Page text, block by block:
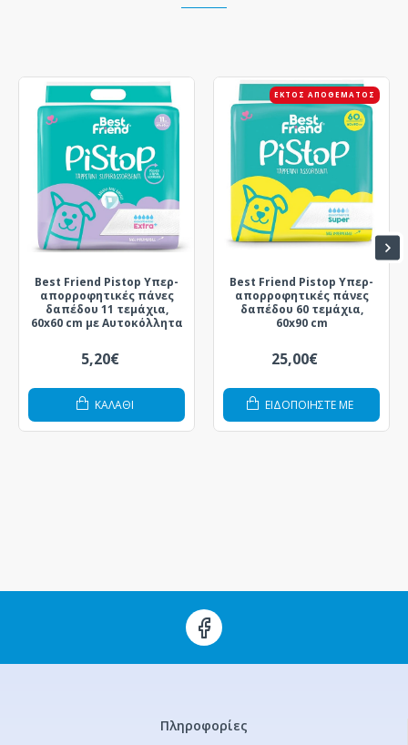
Best Friend Pistop Υπερ-
απορροφητικές πάνες
δαπέδου 11 τεμάχια,
60x60 cm με Αυτοκόλλητα
5,20€
ΚΑΛΆΘΙ
ΕΚΤΌΣ ΑΠΟΘΈΜΑΤΟΣ
Best Friend Pistop Υπερ-
απορροφητικές πάνες
δαπέδου 60 τεμάχια,
60x90 cm
25,00€
ΕΙΔΟΠΟΙΗΣΤΕ ΜΕ
Πληροφορίες